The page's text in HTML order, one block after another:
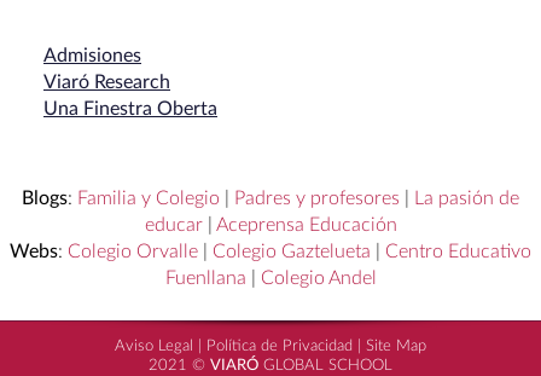
Admisiones
Viaró Research
Una Finestra Oberta
Blogs: Familia y Colegio Padres y profesores
La pasión de
educar| Aceprensa Educación
Webs: Colegio Orvalle Colegio Gaztelueta
Centro Educativo
Fuenllana
Colegio Andel
Aviso Legal Política de Privacidad
Site Map
2021 © VIARÓ GLOBAL SCHOOL